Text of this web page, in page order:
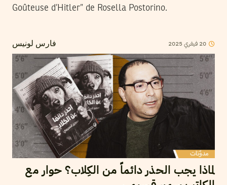
Goûteuse d’Hitler” de Rosella Postorino.
فارس لونيس 20 فيفري 2025
لماذا يجب الحذر دائماً من الكِلاب؟ حوار مع